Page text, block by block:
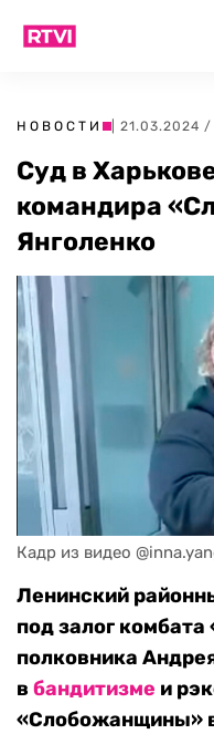
НОВОСТИ | 21.03.2024 /
Суд в
командира
Янголенко
Кадр из видео
Ленинский
под залог
полковника
в бандитизме и
«Слобожанщины»